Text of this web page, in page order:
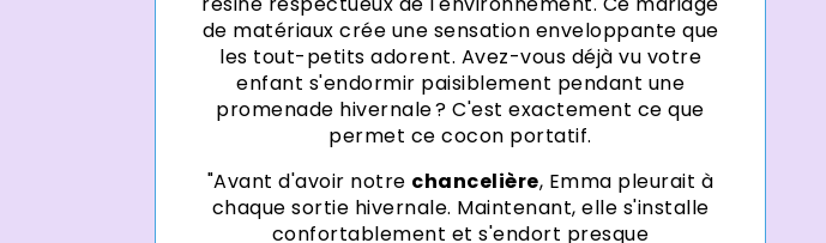
de matériaux crée une sensation enveloppante que
les tout-petits adorent. Avez-vous déjà vu votre
enfant s'endormir paisiblement pendant une
promenade hivernale ? C'est exactement ce que
permet ce cocon portatif.
"Avant d'avoir notre chancelière, Emma pleurait à
chaque sortie hivernale. Maintenant, elle s'installe
confortablement et s'endort presque